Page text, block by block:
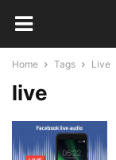
Home Tags Live
live